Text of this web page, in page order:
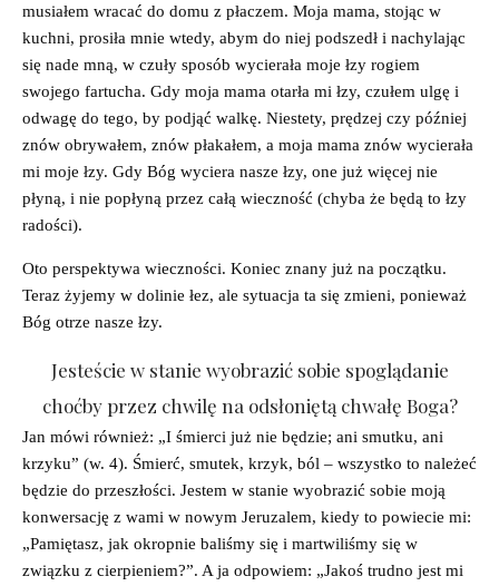
musiałem wracać do domu z płaczem. Moja mama, stojąc w
kuchni, prosiła mnie wtedy, abym do niej podszedł i nachylając
się nade mną, w czuły sposób wycierała moje łzy rogiem
swojego fartucha. Gdy moja mama otarła mi łzy, czułem ulgę i
odwagę do tego, by podjąć walkę. Niestety, prędzej czy później
znów obrywałem, znów płakałem, a moja mama znów wycierała
mi moje łzy. Gdy Bóg wyciera nasze łzy, one już więcej nie
płyną, i nie popłyną przez całą wieczność (chyba że będą to łzy
radości).
Oto perspektywa wieczności. Koniec znany już na początku.
Teraz żyjemy w dolinie łez, ale sytuacja ta się zmieni, ponieważ
Bóg otrze nasze łzy.
Jesteście w stanie wyobrazić sobie spoglądanie
choćby przez chwilę na odsłoniętą chwałę Boga?
Jan mówi również: „I śmierci już nie będzie; ani smutku, ani
krzyku” (w. 4). Śmierć, smutek, krzyk, ból – wszystko to należeć
będzie do przeszłości. Jestem w stanie wyobrazić sobie moją
konwersację z wami w nowym Jeruzalem, kiedy to powiecie mi:
„Pamiętasz, jak okropnie baliśmy się i martwiliśmy się w
związku z cierpieniem?”. A ja odpowiem: „Jakoś trudno jest mi